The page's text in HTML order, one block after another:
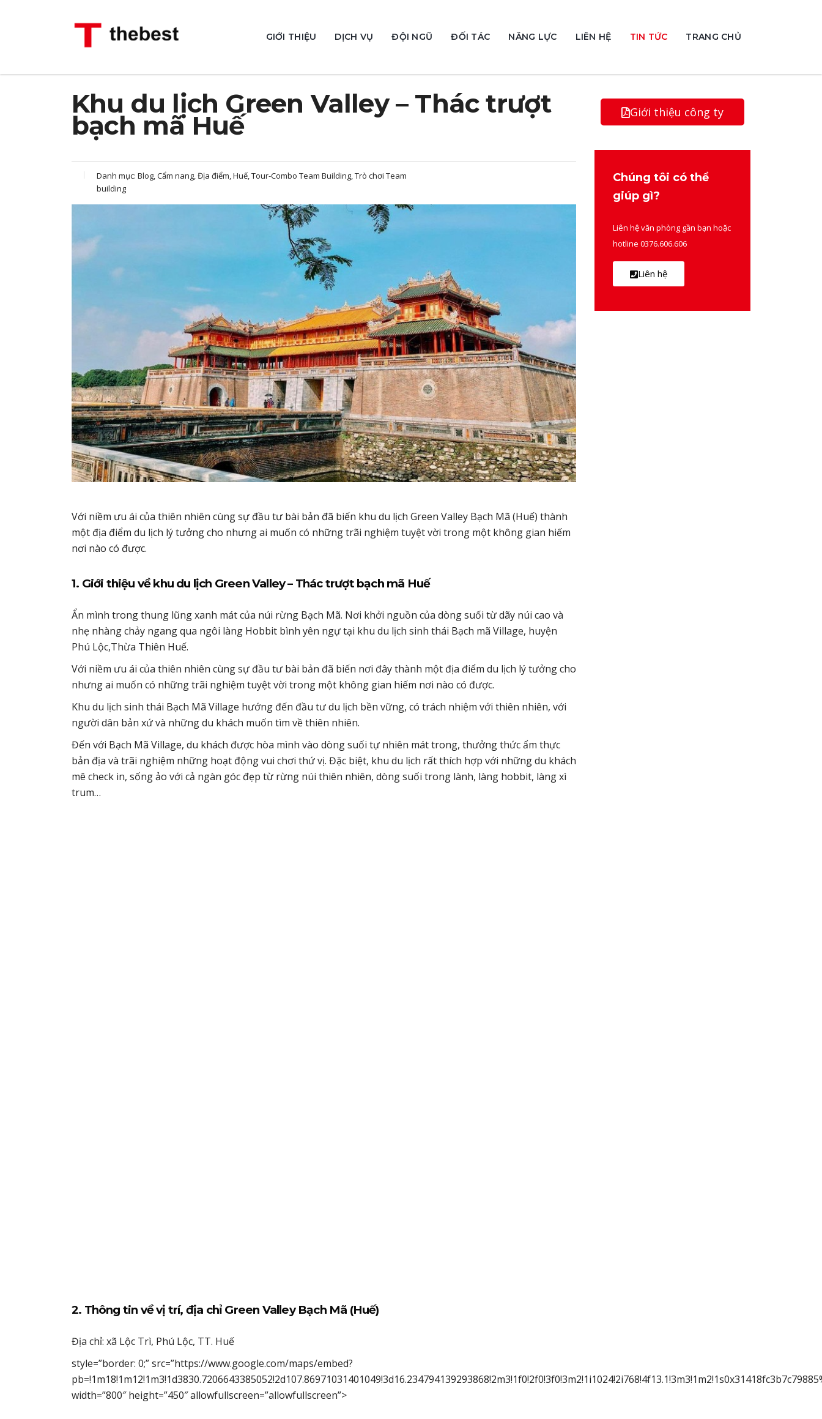
GIỚI THIỆU DỊCH VỤ ĐỘI NGŨ ĐỐI TÁC NĂNG LỰC LIÊN HỆ TIN TỨC TRANG CHỦ
Khu du lịch Green Valley – Thác trượt
bạch mã Huế
Danh mục: Blog, Cẩm nang, Địa điểm, Huế, Tour-Combo Team Building, Trò chơi Team
building
Với niềm ưu ái của thiên nhiên cùng sự đầu tư bài bản đã biến khu du lịch Green Valley Bạch Mã (Huế) thành
một địa điểm du lịch lý tưởng cho nhưng ai muốn có những trãi nghiệm tuyệt vời trong một không gian hiếm
nơi nào có được.
1. Giới thiệu về khu du lịch Green Valley – Thác trượt bạch mã Huế
Ẩn mình trong thung lũng xanh mát của núi rừng Bạch Mã. Nơi khởi nguồn của dòng suối từ dãy núi cao và
nhẹ nhàng chảy ngang qua ngôi làng Hobbit bình yên ngự tại khu du lịch sinh thái Bạch mã Village, huyện
Phú Lộc,Thừa Thiên Huế.
Với niềm ưu ái của thiên nhiên cùng sự đầu tư bài bản đã biến nơi đây thành một địa điểm du lịch lý tưởng cho
nhưng ai muốn có những trãi nghiệm tuyệt vời trong một không gian hiếm nơi nào có được.
Khu du lịch sinh thái Bạch Mã Village hướng đến đầu tư du lịch bền vững, có trách nhiệm với thiên nhiên, với
người dân bản xứ và những du khách muốn tìm về thiên nhiên.
Đến với Bạch Mã Village, du khách được hòa mình vào dòng suối tự nhiên mát trong, thưởng thức ẩm thực
bản địa và trãi nghiệm những hoạt động vui chơi thứ vị. Đặc biệt, khu du lịch rất thích hợp với những du khách
mê check in, sống ảo với cả ngàn góc đẹp từ rừng núi thiên nhiên, dòng suối trong lành, làng hobbit, làng xì
trum…
2. Thông tin về vị trí, địa chỉ Green Valley Bạch Mã (Huế)
Địa chỉ: xã Lộc Trì, Phú Lộc, TT. Huế
style=”border: 0;” src=”https://www.google.com/maps/embed?
width=”800″ height=”450″ allowfullscreen=”allowfullscreen”>
Giới thiệu công ty
Chúng tôi có thể
giúp gì?
Liên hệ văn phòng gần bạn hoặc
hotline 0376.606.606
Liên hệ